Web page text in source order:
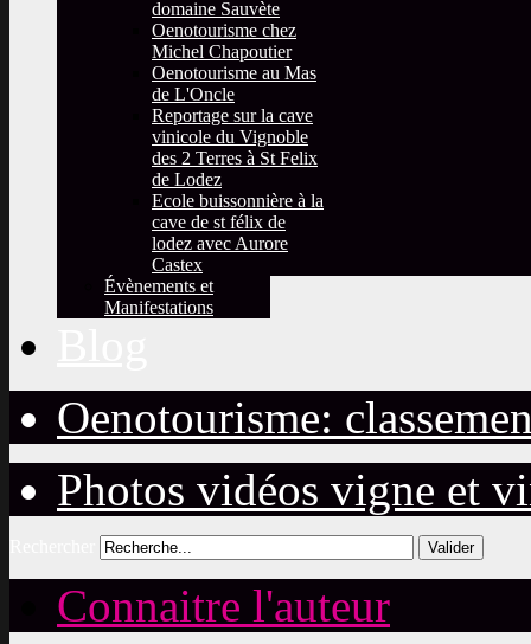
domaine Sauvète
Oenotourisme chez
Michel Chapoutier
Oenotourisme au Mas
de L'Oncle
Reportage sur la cave
vinicole du Vignoble
des 2 Terres à St Felix
de Lodez
Ecole buissonnière à la
cave de st félix de
lodez avec Aurore
Castex
Évènements et
Manifestations
Oenotourisme:
Photos vidéos vigne et
Valider
Connaitre l'auteur